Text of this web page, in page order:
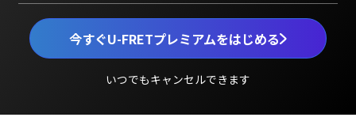
今すぐU-FRETプレミアムをはじめる
いつでもキャンセルできます